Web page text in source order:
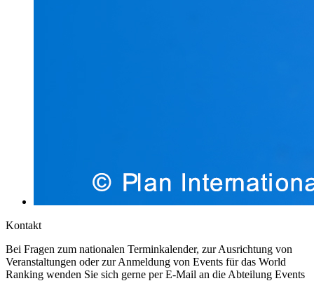
Kontakt
Bei Fragen zum nationalen Terminkalender, zur Ausrichtung von
Veranstaltungen oder zur Anmeldung von Events für das World
Ranking wenden Sie sich gerne per E-Mail an die Abteilung Events